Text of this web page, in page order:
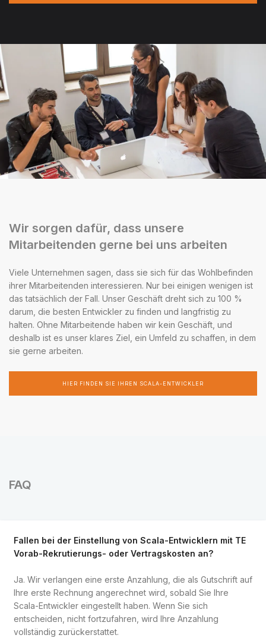
Wir sorgen dafür, dass unsere
Mitarbeitenden gerne bei uns arbeiten
Viele Unternehmen sagen, dass sie sich für das Wohlbefinden
ihrer Mitarbeitenden interessieren. Nur bei einigen wenigen ist
das tatsächlich der Fall. Unser Geschäft dreht sich zu 100 %
darum, die besten Entwickler zu finden und langfristig zu
halten. Ohne Mitarbeitende haben wir kein Geschäft, und
deshalb ist es unser klares Ziel, ein Umfeld zu schaffen, in dem
sie gerne arbeiten.
HIER FINDEN SIE IHREN SCALA-ENTWICKLER
FAQ
Fallen bei der Einstellung von Scala-Entwicklern mit TE
Vorab-Rekrutierungs- oder Vertragskosten an?
Ja. Wir verlangen eine erste Anzahlung, die als Gutschrift auf
Ihre erste Rechnung angerechnet wird, sobald Sie Ihre
Scala-Entwickler eingestellt haben. Wenn Sie sich
entscheiden, nicht fortzufahren, wird Ihre Anzahlung
vollständig zurückerstattet.